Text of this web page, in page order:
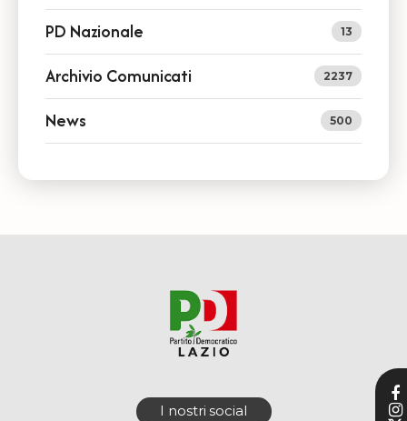
PD Nazionale 13
Archivio Comunicati 2237
News 500
I nostri social